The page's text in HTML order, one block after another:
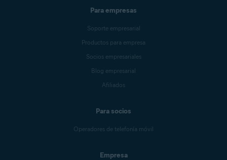
Para empresas
Soporte empresarial
Productos para empresa
Socios empresariales
Blog empresarial
Afiliados
Para socios
Operadores de telefonía móvil
Empresa